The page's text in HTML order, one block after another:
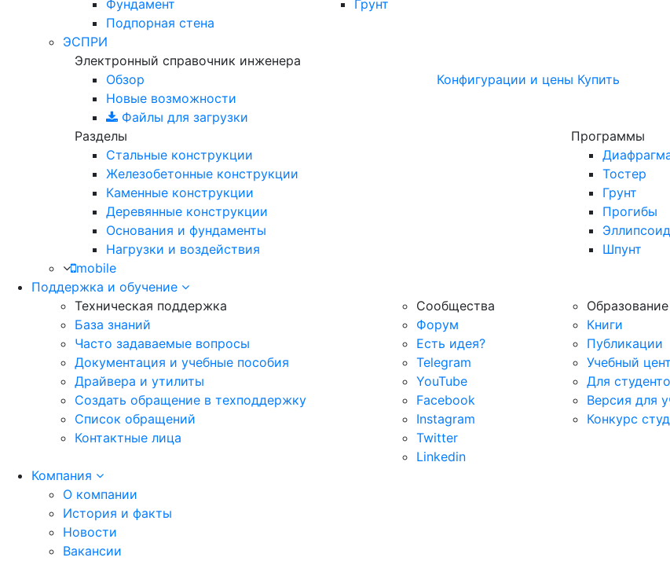
Фундамент
Подпорная стена
Грунт
ЭСПРИ
Электронный справочник инженера
Обзор
Новые возможности
Файлы для загрузки
Конфигурации и цены Купить
Разделы
Программы
Стальные конструкции
Железобетонные конструкции
Каменные конструкции
Деревянные конструкции
Основания и фундаменты
Нагрузки и воздействия
Тостер
Грунт
Прогибы
Эллипсоид
Шпунт
mobile
Поддержка и обучение
Техническая поддержка
База знаний
Часто задаваемые вопросы
Документация и учебные пособия
Драйвера и утилиты
Создать обращение в техподдержку
Список обращений
Контактные лица
Сообщества
Форум
Есть идея?
Telegram
YouTube
Facebook
Instagram
Twitter
Linkedin
Книги
Публикации
Учебный
Для
Версия для
Конкурс
Компания
О компании
История и факты
Новости
Вакансии